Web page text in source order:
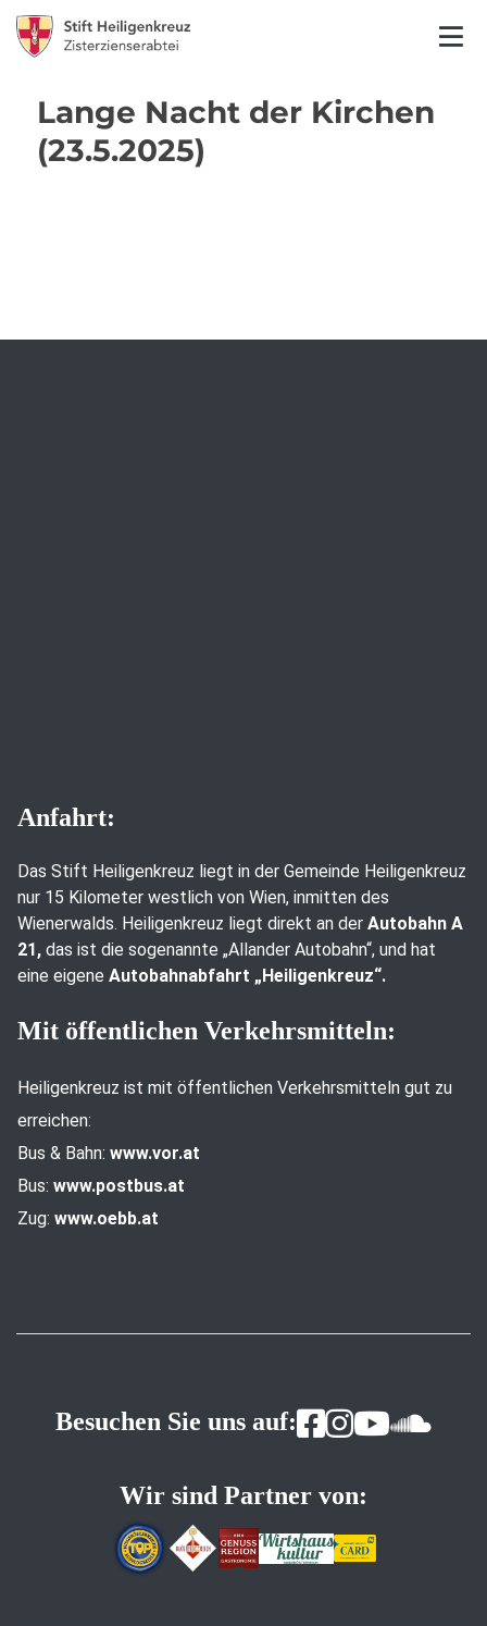
Lange Nacht der Kirchen
(23.5.2025)
Anfahrt:
Das Stift Heiligenkreuz liegt in der Gemeinde Heiligenkreuz
nur 15 Kilometer westlich von Wien, inmitten des
Wienerwalds. Heiligenkreuz liegt direkt an der Autobahn A
21, das ist die sogenannte „Allander Autobahn“, und hat
eine eigene Autobahnabfahrt „Heiligenkreuz“.
Mit öffentlichen Verkehrsmitteln:
Heiligenkreuz ist mit öffentlichen Verkehrsmitteln gut zu
erreichen:
Bus & Bahn: www.vor.at
Bus: www.postbus.at
Zug: www.oebb.at
Besuchen Sie uns auf:
Wir sind Partner von: